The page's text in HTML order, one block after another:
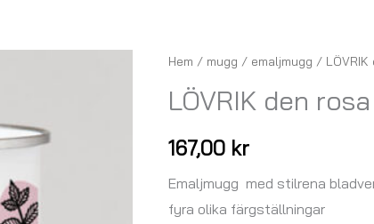
Hem / mugg / emaljmugg / LÖVRIK
LÖVRIK den
167,00 kr
Emaljmugg med stilrena
fyra olika färgställningar
LÖVRIK
den
rosa
EMALJMUGG
mängd